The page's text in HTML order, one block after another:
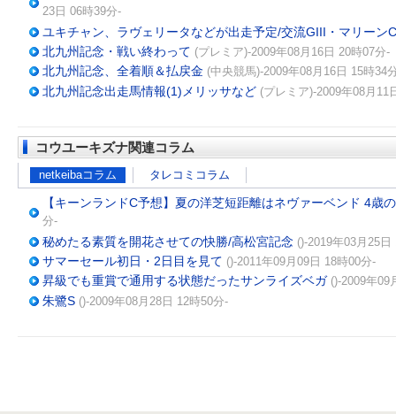
23日 06時39分-
ユキチャン、ラヴェリータなどが出走予定/交流GIII・マリーンC
北九州記念・戦い終わって (プレミア)-2009年08月16日 20時07分-
北九州記念、全着順＆払戻金 (中央競馬)-2009年08月16日 15時34
北九州記念出走馬情報(1)メリッサなど (プレミア)-2009年08月11
コウユーキズナ関連コラム
netkeibaコラム タレコミコラム
【キーンランドC予想】夏の洋芝短距離はネヴァーベンド 4歳
分-
秘めたる素質を開花させての快勝/高松宮記念 ()-2019年03月25日
サマーセール初日・2日目を見て ()-2011年09月09日 18時00分-
昇級でも重賞で通用する状態だったサンライズベガ ()-2009年09
朱鷺S ()-2009年08月28日 12時50分-